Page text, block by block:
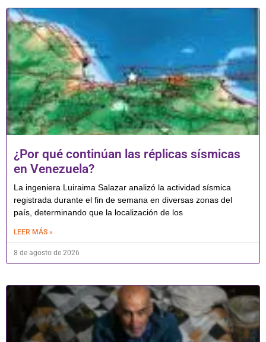
¿Por qué continúan las réplicas sísmicas
en Venezuela?
La ingeniera Luiraima Salazar analizó la actividad sísmica
registrada durante el fin de semana en diversas zonas del
país, determinando que la localización de los
LEER MÁS »
8 de agosto de 2026